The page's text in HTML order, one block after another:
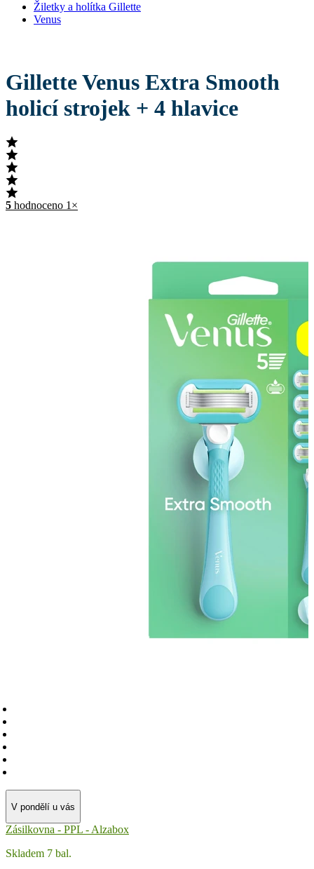
Žiletky a holítka Gillette
Venus
Gillette Venus Extra Smooth
holicí strojek + 4 hlavice
5 hodnoceno 1×
V pondělí u vás
Zásilkovna - PPL - Alzabox
Skladem 7 bal.